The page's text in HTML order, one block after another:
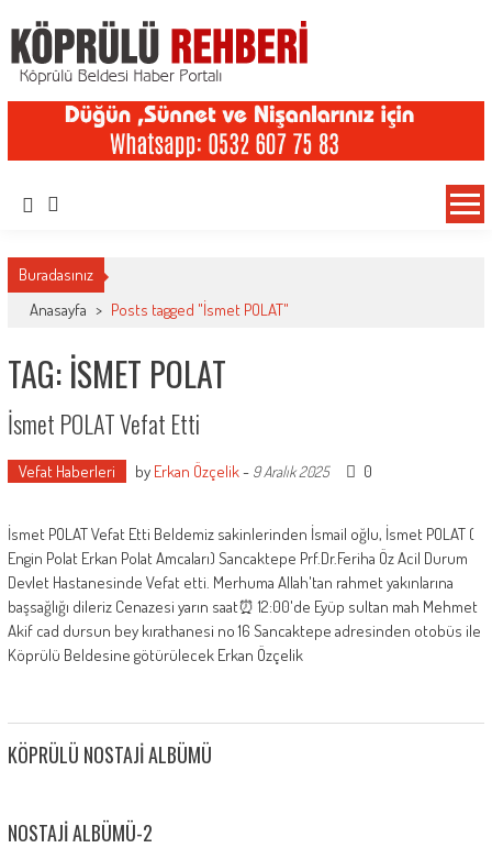
Köprülü Rehberi
Köprülü Haber Sitesi
Buradasınız
Anasayfa > Posts tagged "İsmet POLAT"
TAG: İSMET POLAT
İsmet POLAT Vefat Etti
Vefat Haberleri by Erkan Özçelik- 9 Aralık 2025 0
İsmet POLAT Vefat Etti Beldemiz sakinlerinden İsmail oğlu, İsmet POLAT (
Engin Polat Erkan Polat Amcaları) Sancaktepe Prf.Dr.Feriha Öz Acil Durum
Devlet Hastanesinde Vefat etti. Merhuma Allah'tan rahmet yakınlarına
başsağlığı dileriz Cenazesi yarın saat⏰️ 12:00'de Eyüp sultan mah Mehmet
Akif cad dursun bey kırathanesi no 16 Sancaktepe adresinden otobüs ile
Köprülü Beldesine götürülecek Erkan Özçelik
KÖPRÜLÜ NOSTAJI ALBÜMÜ
NOSTAJI ALBÜMÜ-2